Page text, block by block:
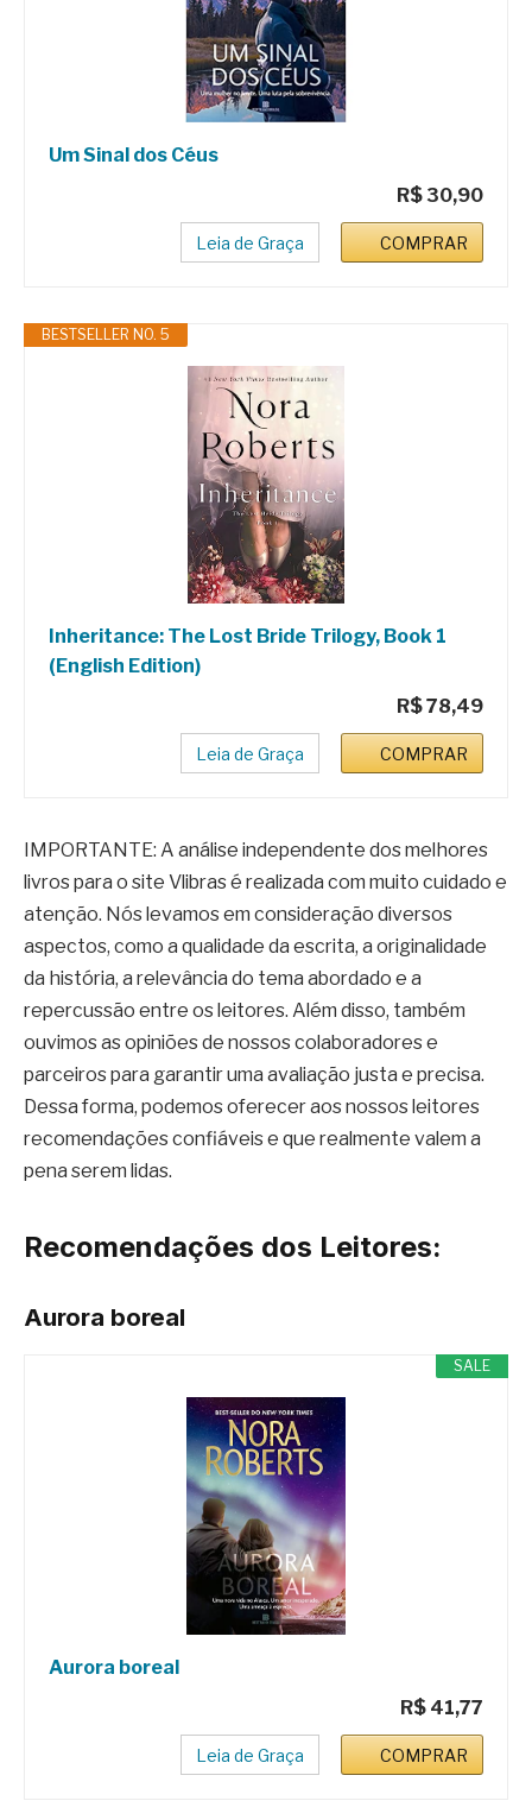
Um Sinal dos Céus
R$ 30,90
Leia de Graça COMPRAR
BESTSELLER NO. 5
Inheritance: The Lost Bride Trilogy, Book 1
(English Edition)
R$ 78,49
Leia de Graça COMPRAR
IMPORTANTE: A análise independente dos melhores
livros para o site Vlibras é realizada com muito cuidado e
atenção. Nós levamos em consideração diversos
aspectos, como a qualidade da escrita, a originalidade
da história, a relevância do tema abordado e a
repercussão entre os leitores. Além disso, também
ouvimos as opiniões de nossos colaboradores e
parceiros para garantir uma avaliação justa e precisa.
Dessa forma, podemos oferecer aos nossos leitores
recomendações confiáveis e que realmente valem a
pena serem lidas.
Recomendações dos Leitores:
Aurora boreal
SALE
Aurora boreal
R$ 41,77
Leia de Graça COMPRAR